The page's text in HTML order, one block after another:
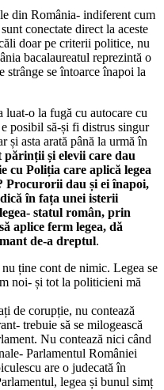
din România- indiferent cum
conectate direct la aceste
doar pe criterii politice, nu
bacalaureatul reprezintă o
strânge se întoarce înapoi la
luat-o la fugă cu autocare cu
posibil să-și fi distrus singur
și asta arată până la urmă în
părinții și elevii care dau
cu Poliția care aplică legea
Procurorii dau și ei înapoi,
în fața unei isterii
statul român, prin
aplice ferm legea, dă
de-a dreptul.
ține cont de nimic. Legea se
noi- și tot la politicieni mă
de corupție, nu contează
trebuie să se milogească
Nu contează nici când
Parlamentul României
are o judecată în
legea și bunul simț